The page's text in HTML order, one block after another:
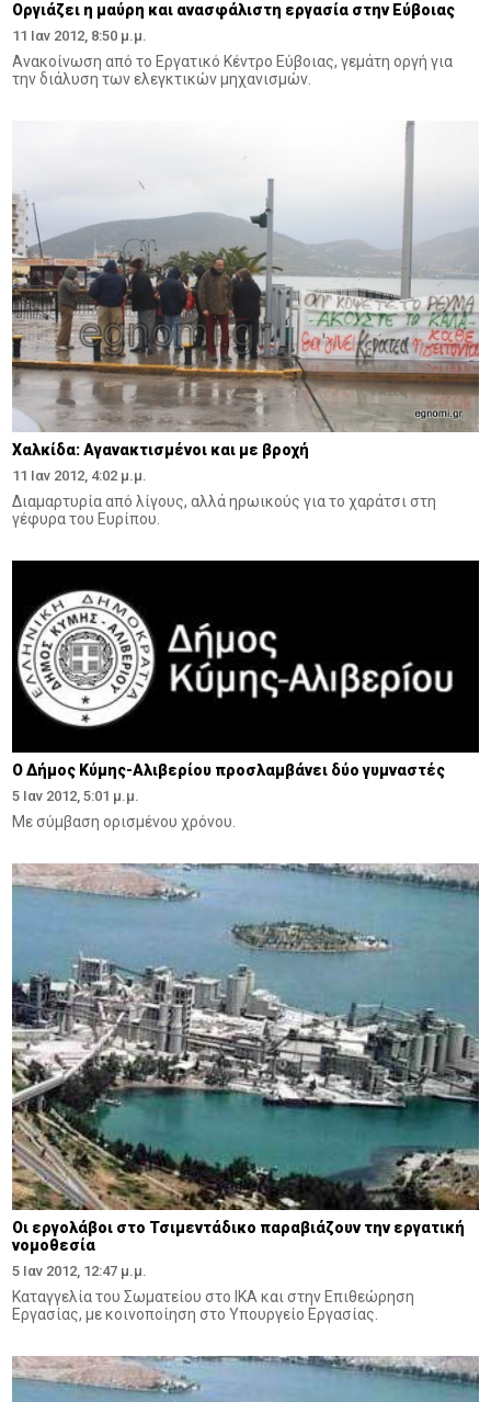
Οργιάζει η μαύρη και ανασφάλιστη εργασία στην Εύβοιας
11 Ιαν 2012, 8:50 μ.μ.
Ανακοίνωση από το Εργατικό Κέντρο Εύβοιας, γεμάτη οργή για
την διάλυση των ελεγκτικών μηχανισμών.
Χαλκίδα: Αγανακτισμένοι και με βροχή
11 Ιαν 2012, 4:02 μ.μ.
Διαμαρτυρία από λίγους, αλλά ηρωικούς για το χαράτσι στη
γέφυρα του Ευρίπου.
Ο Δήμος Κύμης-Αλιβερίου προσλαμβάνει δύο γυμναστές
5 Ιαν 2012, 5:01 μ.μ.
Με σύμβαση ορισμένου χρόνου.
Οι εργολάβοι στο Τσιμεντάδικο παραβιάζουν την εργατική
νομοθεσία
5 Ιαν 2012, 12:47 μ.μ.
Καταγγελία του Σωματείου στο ΙΚΑ και στην Επιθεώρηση
Εργασίας, με κοινοποίηση στο Υπουργείο Εργασίας.